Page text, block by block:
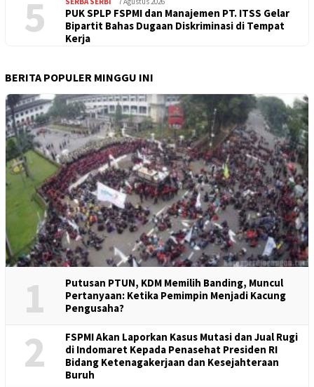
5
PUK SPLP FSPMI dan Manajemen PT. ITSS Gelar
Bipartit Bahas Dugaan Diskriminasi di Tempat
Kerja
BERITA POPULER MINGGU INI
1
Putusan PTUN, KDM Memilih Banding, Muncul
Pertanyaan: Ketika Pemimpin Menjadi Kacung
Pengusaha?
2
FSPMI Akan Laporkan Kasus Mutasi dan Jual Rugi
di Indomaret Kepada Penasehat Presiden RI
Bidang Ketenagakerjaan dan Kesejahteraan
Buruh